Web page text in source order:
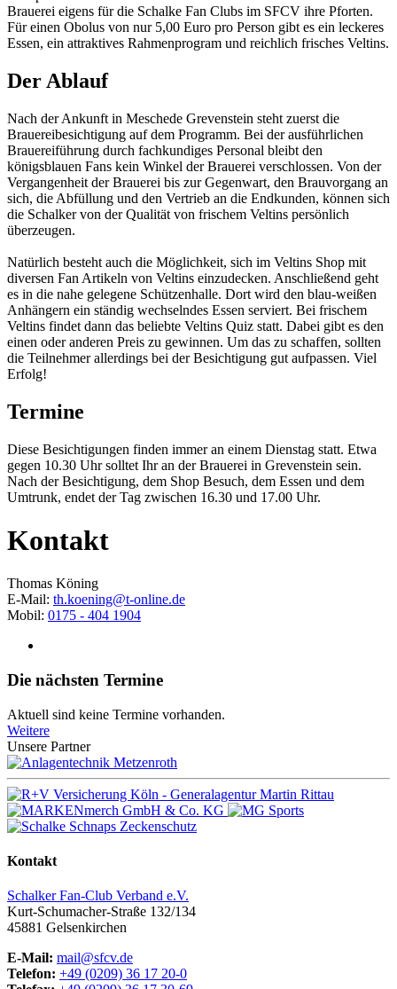
Brauerei eigens für die Schalke Fan Clubs im SFCV ihre Pforten.
Für einen Obolus von nur 5,00 Euro pro Person gibt es ein leckeres
Essen, ein attraktives Rahmenprogram und reichlich frisches Veltins.
Der Ablauf
Nach der Ankunft in Meschede Grevenstein steht zuerst die
Brauereibesichtigung auf dem Programm. Bei der ausführlichen
Brauereiführung durch fachkundiges Personal bleibt den
königsblauen Fans kein Winkel der Brauerei verschlossen. Von der
Vergangenheit der Brauerei bis zur Gegenwart, den Brauvorgang an
sich, die Abfüllung und den Vertrieb an die Endkunden, können sich
die Schalker von der Qualität von frischem Veltins persönlich
überzeugen.
Natürlich besteht auch die Möglichkeit, sich im Veltins Shop mit
diversen Fan Artikeln von Veltins einzudecken. Anschließend geht
es in die nahe gelegene Schützenhalle. Dort wird den blau-weißen
Anhängern ein ständig wechselndes Essen serviert. Bei frischem
Veltins findet dann das beliebte Veltins Quiz statt. Dabei gibt es den
einen oder anderen Preis zu gewinnen. Um das zu schaffen, sollten
die Teilnehmer allerdings bei der Besichtigung gut aufpassen. Viel
Erfolg!
Termine
Diese Besichtigungen finden immer an einem Dienstag statt. Etwa
gegen 10.30 Uhr solltet Ihr an der Brauerei in Grevenstein sein.
Nach der Besichtigung, dem Shop Besuch, dem Essen und dem
Umtrunk, endet der Tag zwischen 16.30 und 17.00 Uhr.
Kontakt
Thomas Köning
E-Mail: th.koening@t-online.de
Mobil: 0175 - 404 1904
Die nächsten Termine
Aktuell sind keine Termine vorhanden.
Weitere
Unsere Partner
Kontakt
Schalker Fan-Club Verband e.V.
Kurt-Schumacher-Straße 132/134
45881 Gelsenkirchen
E-Mail: mail@sfcv.de
Telefon: +49 (0209) 36 17 20-0